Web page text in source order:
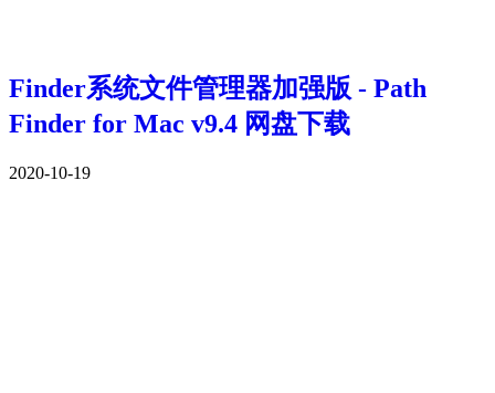
Finder系统文件管理器加强版 - Path
Finder for Mac v9.4 网盘下载
2020-10-19